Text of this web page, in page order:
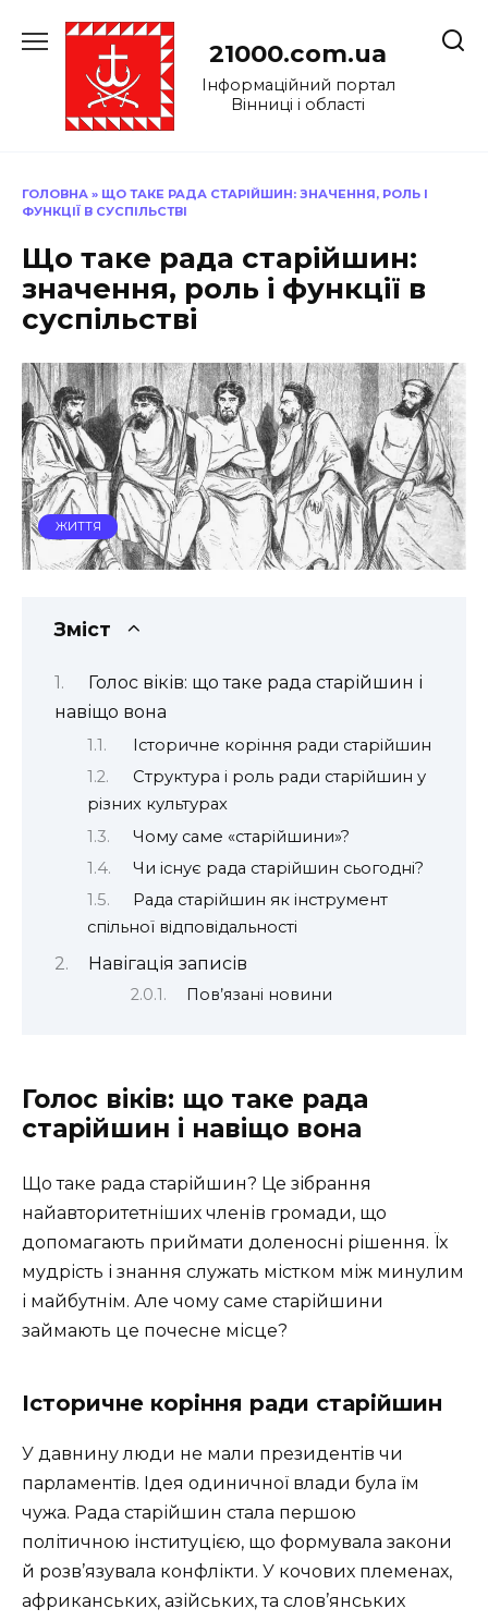
до
21000.com.ua
Інформаційний портал
Вінниці і області
ГОЛОВНА » ЩО ТАКЕ РАДА СТАРІЙШИН: ЗНАЧЕННЯ, РОЛЬ І
ФУНКЦІЇ В СУСПІЛЬСТВІ
Що таке рада старійшин:
значення, роль і функції в
суспільстві
ЖИТТЯ
Зміст
Голос віків: що таке рада старійшин і
навіщо вона
Історичне коріння ради старійшин
Структура і роль ради старійшин у
різних культурах
Чому саме «старійшини»?
Чи існує рада старійшин сьогодні?
Рада старійшин як інструмент
спільної відповідальності
Навігація записів
Пов’язані новини
Голос віків: що таке рада
старійшин і навіщо вона
Що таке рада старійшин? Це зібрання
найавторитетніших членів громади, що
допомагають приймати доленосні рішення. Їх
мудрість і знання служать містком між минулим
і майбутнім. Але чому саме старійшини
займають це почесне місце?
Історичне коріння ради старійшин
У давнину люди не мали президентів чи
парламентів. Ідея одиничної влади була їм
чужа. Рада старійшин стала першою
політичною інституцією, що формувала закони
й розв’язувала конфлікти. У кочових племенах,
африканських, азійських, та слов’янських